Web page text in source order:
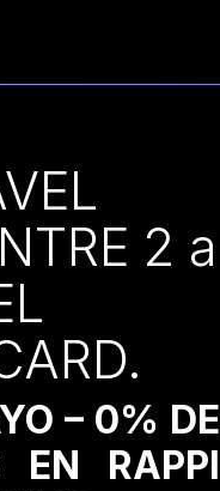
2 a
– 0% DE
EN RAPPI